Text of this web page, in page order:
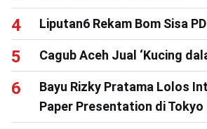
Liputan6 Rekam Bom Sisa
Cagub Aceh Jual ‘Kucing
Bayu Rizky Pratama Lolos
Paper Presentation di Tokyo